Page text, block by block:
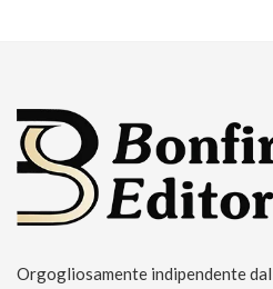
Orgogliosamente indipendente